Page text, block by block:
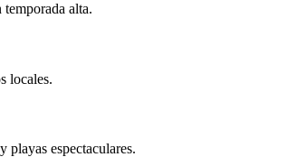
alta.
locales.
playas espectaculares.